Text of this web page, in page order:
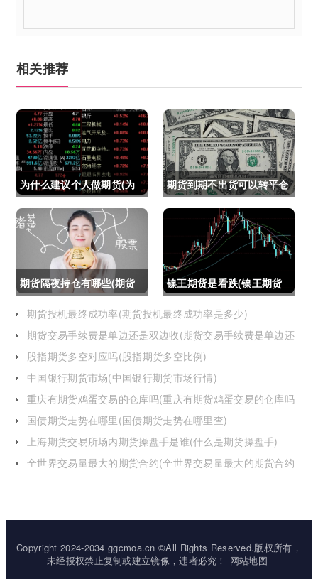
相关推荐
为什么建议个人做期货(为
什么建议个人做期货交易)
期货到期不出货可以转平仓
吗吗(期货如果到期不平仓
怎么办)
期货隔夜持仓有哪些(期货
隔夜持仓有哪些风险)
镍王期货是看跌(镍王期货
是看跌还是看涨)
期货投机最终成功率(期货投机最终成功率是多少)
期货交易手续费是单边还是双边收(期货交易手续费是单边还
是双边收费)
股指期货多空对应吗(股指期货多空比例)
中国银行期货市场(中国银行期货市场行情)
重庆有期货鸡蛋交易的仓库吗(重庆有期货鸡蛋交易的仓库吗
在哪里)
国债期货走势在哪里(国债期货走势在哪里查)
上海期货交易所场内期货操盘手是谁(什么是期货操盘手)
全世界交易量最大的期货合约(全世界交易量最大的期货合约
Copyright 2024-2034 ggcmoa.cn ©All Rights Reserved.版权所有，
未经授权禁止复制或建立镜像，违者必究！
网站地图